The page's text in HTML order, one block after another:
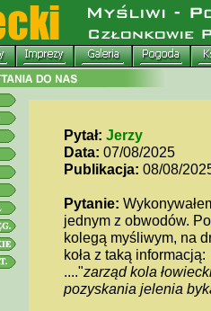
Pytał: Jerzy
Data: 07/08/2025
Publikacja: 08/08/
Pytanie:
jednym z obwodów.
kolegą myśliwym, na
koła z taką informacją:
...."zarząd kola
pozyskania jelenia